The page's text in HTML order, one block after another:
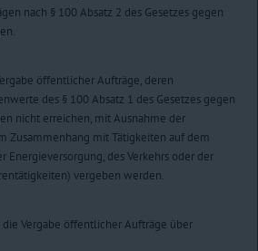
nach § 100 Absatz 2 des Gesetzes gegen
öffentlicher Aufträge, deren
des § 100 Absatz 1 des Gesetzes gegen
nicht erreichen, mit Ausnahme der
Zusammenhang mit Tätigkeiten auf dem
Energieversorgung, des Verkehrs oder der
vergeben werden.
Vergabe öffentlicher Aufträge über